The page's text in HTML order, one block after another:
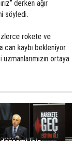
derken ağır
söyledi.
rokete ve
can kaybı bekleniyor.
ortaya